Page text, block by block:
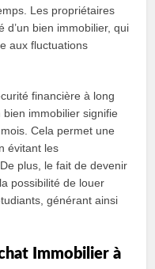
Les propriétaires
d’un bien immobilier, qui
aux fluctuations
financière à long
bien immobilier signifie
Cela permet une
évitant les
plus, le fait de devenir
possibilité de louer
générant ainsi
Immobilier à